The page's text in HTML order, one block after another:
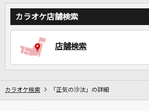
DAMに会員登録・ログインして
カラオケ店舗検索
店舗検索
カラオケ検索 「正気の沙汰」の詳細